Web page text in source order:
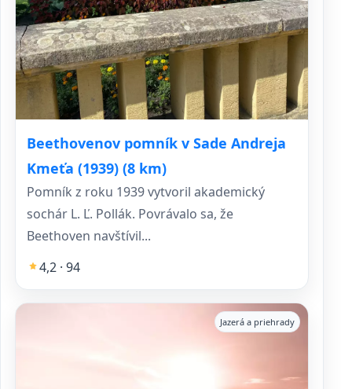
Beethovenov pomník v Sade Andreja
Kmeťa (1939) (8 km)
Pomník z roku 1939 vytvoril akademický
sochár L. Ľ. Pollák. Povrávalo sa, že
Beethoven navštívil...
4,2 · 94
Jazerá a priehrady